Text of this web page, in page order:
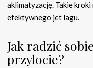
aklimatyzację. Takie kroki
efektywnego jet lagu.
Jak radzić
przylocie?